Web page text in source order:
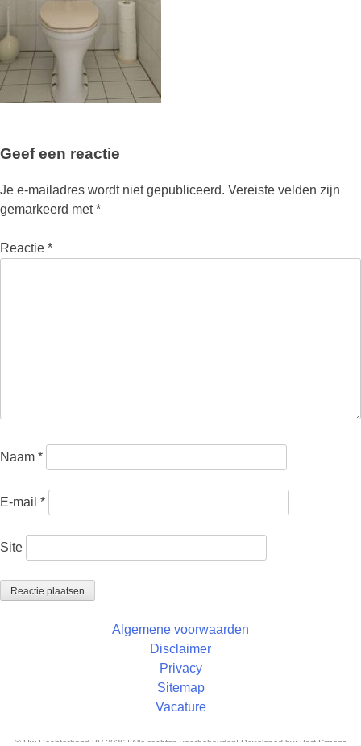
Geef een reactie
Je e-mailadres wordt niet gepubliceerd. Vereiste velden zijn
gemarkeerd met*
Reactie *
Naam *
E-mail *
Site
Algemene voorwaarden
Disclaimer
Privacy
Sitemap
Vacature
© Uw Rechterhand BV 2026 | Alle rechten voorbehouden| Developed by: Bart Simons